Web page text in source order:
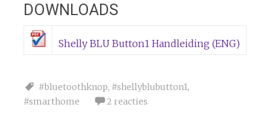
DOWNLOADS
Shelly BLU Button1 Handleiding (ENG)
#bluetoothknop, #shellyblubutton1,
#smarthome
2 reacties